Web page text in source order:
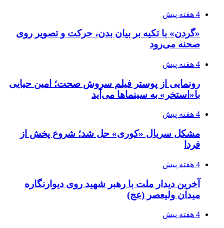
4 هفته پیش
«گردن» با تکیه بر بیان بدن، حرکت و تصویر روی
صحنه می‌رود
4 هفته پیش
رونمایی از پوستر فیلم سروش صحت؛ امین حیایی
با«استخر» به سینماها می‌آید
4 هفته پیش
مشکل سریال «کوری» حل شد؛ شروع پخش از
فردا
4 هفته پیش
آخرین دیدار ملت با رهبر شهید روی دیوارنگاره
میدان ولیعصر (عج)
4 هفته پیش